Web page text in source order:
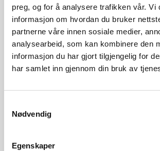
preg, og for å analysere trafikken vår. Vi
informasjon om hvordan du bruker
partnerne våre innen sosiale medier,
analysearbeid, som kan kombinere den
informasjon du har gjort tilgjengelig for
har samlet inn gjennom din bruk av
Nødvendig
Egenskaper
kommunene Bamble, Porsgrunn,
Telemark samt Sandefjord, Larvik og
Vestfold.
Slik vil klimapolitikken påvirke
strømprisen
klimapolitik